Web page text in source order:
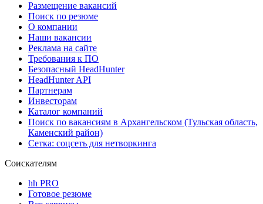
Размещение вакансий
Поиск по резюме
О компании
Наши вакансии
Реклама на сайте
Требования к ПО
Безопасный HeadHunter
HeadHunter API
Партнерам
Инвесторам
Каталог компаний
Поиск по вакансиям в Архангельском (Тульская область,
Каменский район)
Сетка: соцсеть для нетворкинга
Соискателям
hh PRO
Готовое резюме